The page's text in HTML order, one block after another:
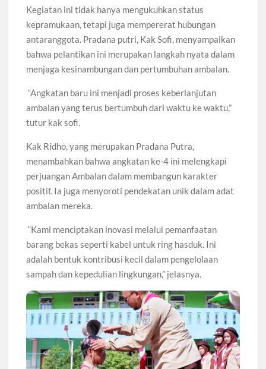
Kegiatan ini tidak hanya mengukuhkan status
kepramukaan, tetapi juga mempererat hubungan
antaranggota. Pradana putri, Kak Sofi, menyampaikan
bahwa pelantikan ini merupakan langkah nyata dalam
menjaga kesinambungan dan pertumbuhan ambalan.
“Angkatan baru ini menjadi proses keberlanjutan
ambalan yang terus bertumbuh dari waktu ke waktu,”
tutur kak sofi.
Kak Ridho, yang merupakan Pradana Putra,
menambahkan bahwa angkatan ke-4 ini melengkapi
perjuangan Ambalan dalam membangun karakter
positif. Ia juga menyoroti pendekatan unik dalam adat
ambalan mereka.
“Kami menciptakan inovasi melalui pemanfaatan
barang bekas seperti kabel untuk ring hasduk. Ini
adalah bentuk kontribusi kecil dalam pengelolaan
sampah dan kepedulian lingkungan,” jelasnya.